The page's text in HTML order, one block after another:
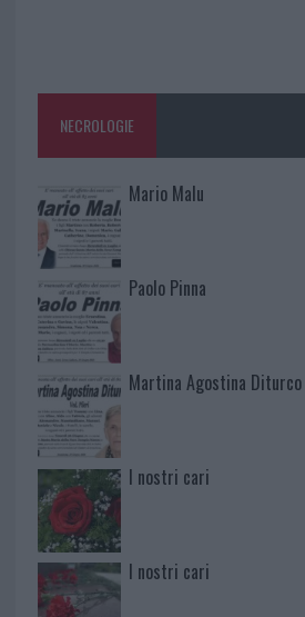
NECROLOGIE
Mario Malu
Paolo Pinna
Martina Agostina Diturco
I nostri cari
I nostri cari